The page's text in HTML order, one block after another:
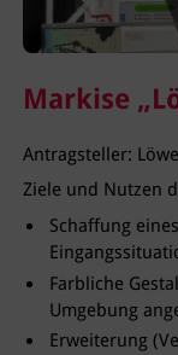
Markise
Antragsteller:
Ziele und Nutzen
Schaffung
Farbliche
Umgebung
Erweiterung